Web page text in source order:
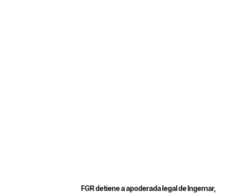
FGR detiene a apoderada legal de Ingemar,